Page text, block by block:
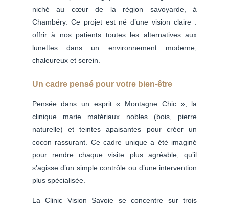
niché au cœur de la région savoyarde, à
Chambéry. Ce projet est né d’une vision claire :
offrir à nos patients toutes les alternatives aux
lunettes dans un environnement moderne,
chaleureux et serein.
Un cadre pensé pour votre bien-être
Pensée dans un esprit « Montagne Chic », la
clinique marie matériaux nobles (bois, pierre
naturelle) et teintes apaisantes pour créer un
cocon rassurant. Ce cadre unique a été imaginé
pour rendre chaque visite plus agréable, qu’il
s’agisse d’un simple contrôle ou d’une intervention
plus spécialisée.
La Clinic Vision Savoie se concentre sur trois